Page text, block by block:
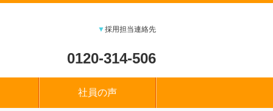
▼採用担当連絡先
0120-314-506
社員の声